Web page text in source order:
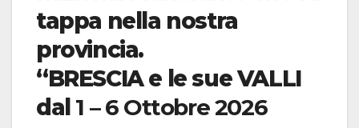
tappa nella nostra
provincia.
“BRESCIA e le sue VALLI
dal 1 – 6 Ottobre 2026